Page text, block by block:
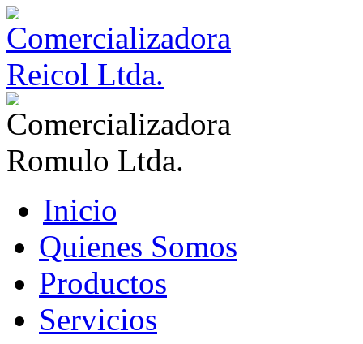
Inicio
Quienes Somos
Productos
Servicios